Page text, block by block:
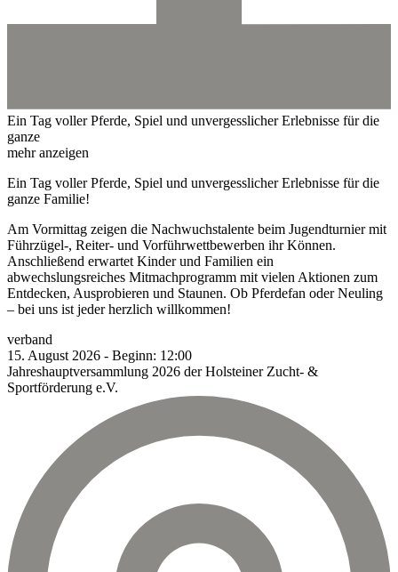
Ein Tag voller Pferde, Spiel und unvergesslicher Erlebnisse für die
ganze
mehr anzeigen
Ein Tag voller Pferde, Spiel und unvergesslicher Erlebnisse für die
ganze Familie!
Am Vormittag zeigen die Nachwuchstalente beim Jugendturnier mit
Führzügel-, Reiter- und Vorführwettbewerben ihr Können.
Anschließend erwartet Kinder und Familien ein
abwechslungsreiches Mitmachprogramm mit vielen Aktionen zum
Entdecken, Ausprobieren und Staunen. Ob Pferdefan oder Neuling
– bei uns ist jeder herzlich willkommen!
verband
15. August 2026 - Beginn: 12:00
Jahreshauptversammlung 2026 der Holsteiner Zucht- &
Sportförderung e.V.